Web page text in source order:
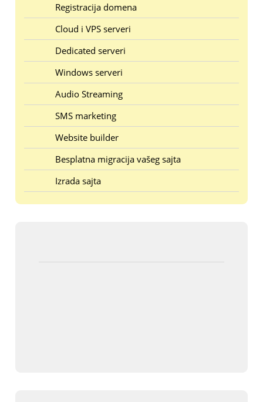
Registracija domena
Cloud i VPS serveri
Dedicated serveri
Windows serveri
Audio Streaming
SMS marketing
Website builder
Besplatna migracija vašeg sajta
Izrada sajta